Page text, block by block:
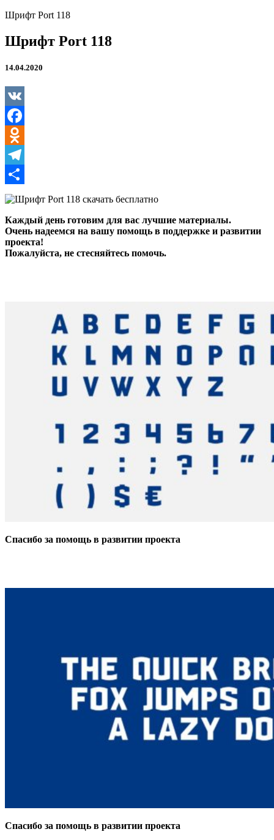
Шрифт Port 118
Шрифт Port 118
14.04.2020
VK
Facebook
Odnoklassniki
Telegram
Отправить
Каждый день готовим для вас лучшие материалы.
Очень надеемся на вашу помощь в поддержке и развитии
проекта!
Пожалуйста, не стесняйтесь помочь.
Спасибо за помощь в развитии проекта
Спасибо за помощь в развитии проекта